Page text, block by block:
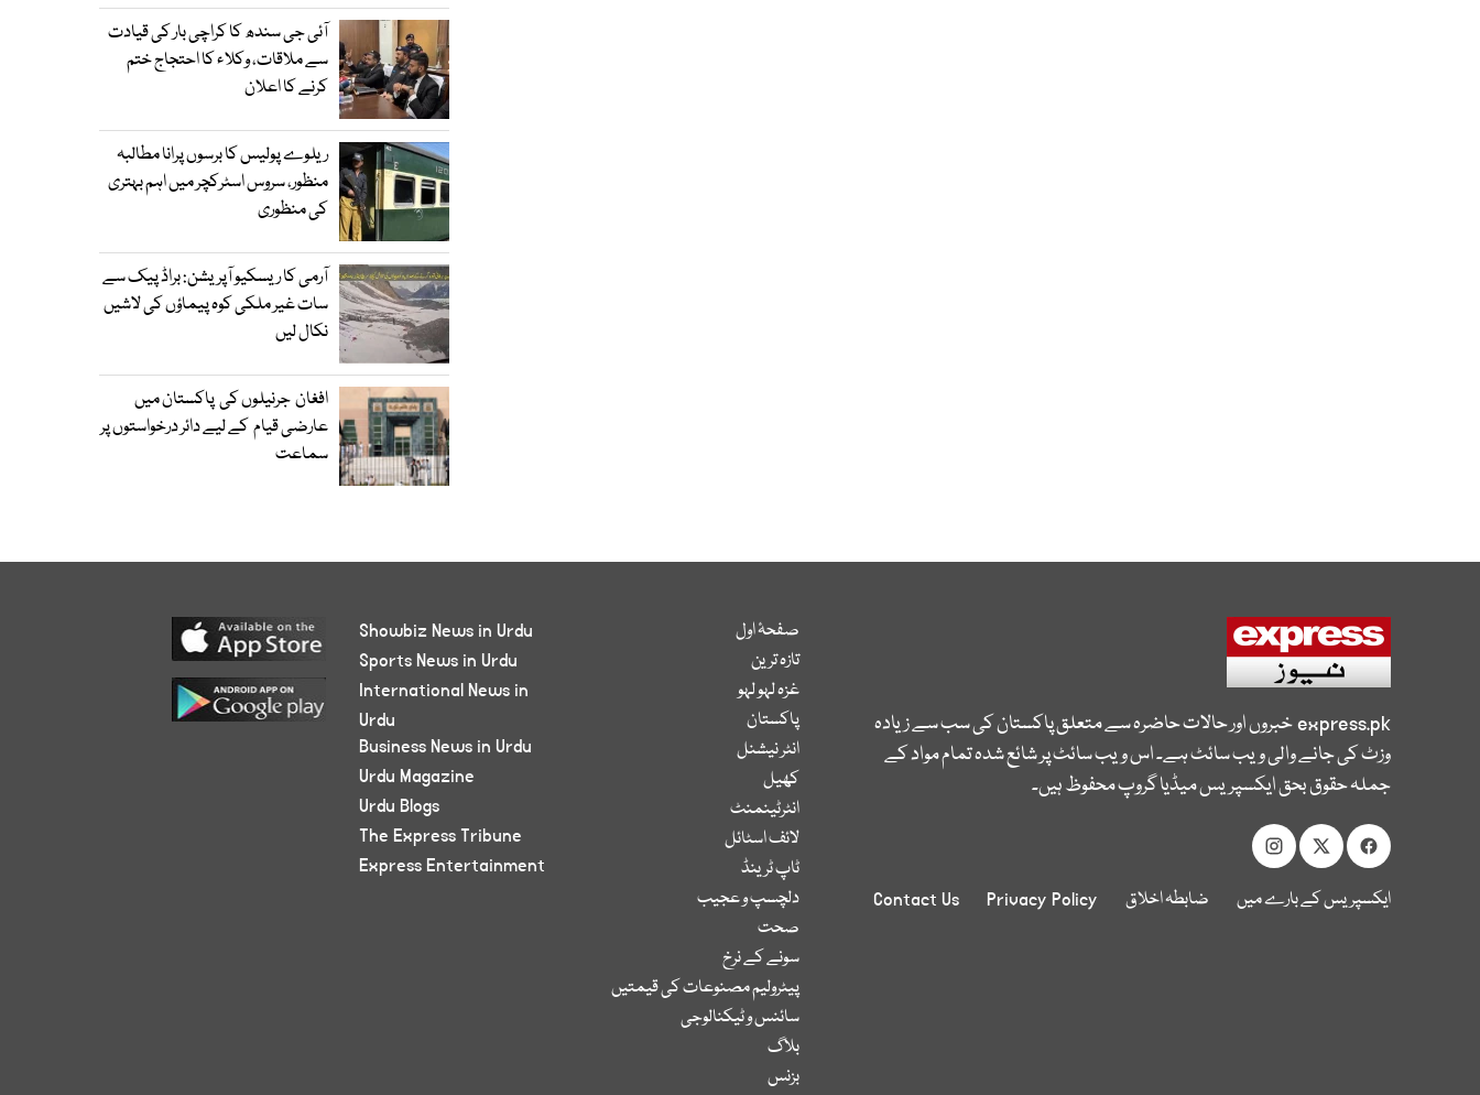
آئی جی سندھ کا کراچی بار کی قیادت
سے ملاقات، وکلاء کا احتجاج ختم
کرنے کا اعلان
ریلوے پولیس کا برسوں پرانا مطالبہ
منظور، سروس اسٹرکچر میں اہم بہتری
کی منظوری
آرمی کا ریسکیو آپریشن: براڈ پیک سے
سات غیر ملکی کوہ پیماؤں کی لاشیں
نکال لیں
افغان جرنیلوں کی پاکستان میں
عارضی قیام کے لیے دائر درخواستوں پر
سماعت
express.pkخبروں اور حالات حاضرہ سے متعلق پاکستان کی سب سے زیادہ
وزٹ کی جانے والی ویب سائٹ ہے۔ اس ویب سائٹ پر شائع شدہ تمام مواد کے
جملہ حقوق بحق ایکسپریس میڈیا گروپ محفوظ ہیں۔
ایکسپریس کے بارے میں ضابطہ اخلاق Privacy Policy
Contact Us
صفحۂ اول
تازہ ترین
غزہ لہو لہو
پاکستان
انٹر نیشنل
کھیل
انٹرٹینمنٹ
لائف اسٹائل
ٹاپ ٹرینڈ
دلچسپ و عجیب
صحت
سونے کے نرخ
پیٹرولیم مصنوعات کی قیمتیں
سائنس و ٹیکنالوجی
بلاگ
بزنس
Showbiz News in Urdu
Sports News in Urdu
International News in
Urdu
Business News in Urdu
Urdu Magazine
Urdu Blogs
The Express Tribune
Express Entertainment